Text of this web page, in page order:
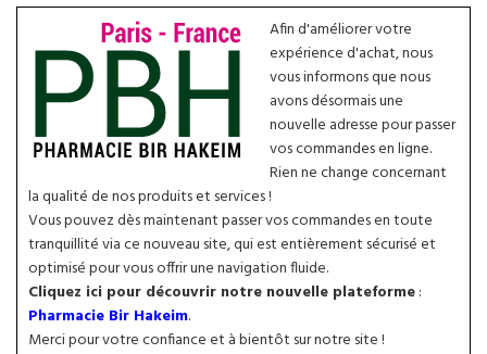
Afin d'améliorer votre
expérience d'achat, nous
vous informons que nous
avons désormais une
nouvelle adresse pour passer
vos commandes en ligne.
Rien ne change concernant
la qualité de nos produits et services !
Vous pouvez dès maintenant passer vos commandes en toute
tranquillité via ce nouveau site, qui est entièrement sécurisé et
optimisé pour vous offrir une navigation fluide.
Cliquez ici pour découvrir notre nouvelle plateforme:
Pharmacie Bir Hakeim.
Merci pour votre confiance et à bientôt sur notre site !